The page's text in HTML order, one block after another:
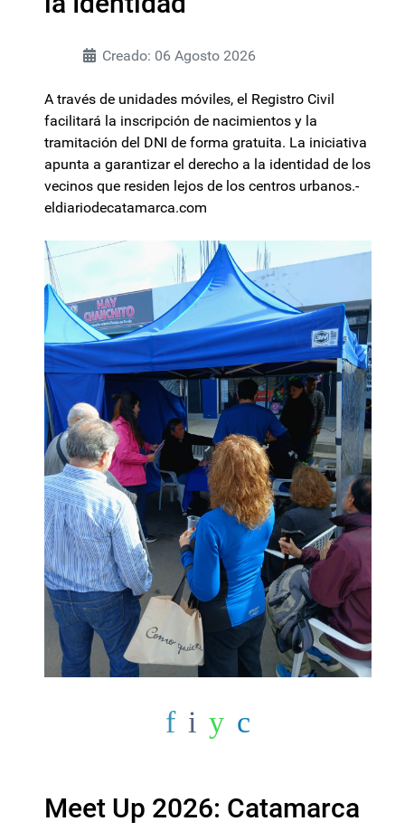
Creado: 06 Agosto 2026
A través de unidades móviles, el Registro Civil
facilitará la inscripción de nacimientos y la
tramitación del DNI de forma gratuita. La iniciativa
apunta a garantizar el derecho a la identidad de los
vecinos que residen lejos de los centros urbanos.-
eldiariodecatamarca.com
Meet Up 2026: Catamarca